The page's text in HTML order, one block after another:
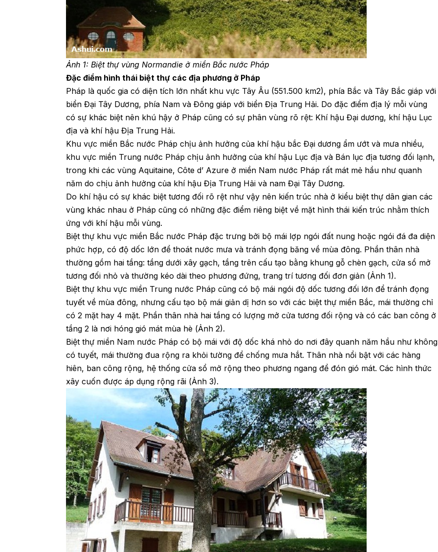
Ảnh 1: Biệt thự vùng Normandie ở miền Bắc nước Pháp
Đặc điểm hình thái biệt thự các địa phương ở Pháp
Pháp là quốc gia có diện tích lớn nhất khu vực Tây Âu (551.500 km2), phía Bắc và Tây Bắc giáp với
biển Đại Tây Dương, phía Nam và Đông giáp với biển Địa Trung Hải. Do đặc điểm địa lý mỗi vùng
có sự khác biệt nên khú hậy ở Pháp cũng có sự phân vùng rõ rệt: Khí hậu Đại dương, khí hậu Lục
địa và khí hậu Địa Trung Hải.
Khu vực miền Bắc nước Pháp chịu ảnh hưởng của khí hậu bắc Đại dương ẩm ướt và mưa nhiều,
khu vực miền Trung nước Pháp chịu ảnh hưởng của khí hậu Lục địa và Bán lục địa tương đối lạnh,
trong khi các vùng Aquitaine, Côte d’ Azure ở miền Nam nước Pháp rất mát mẻ hầu như quanh
năm do chịu ảnh hưởng của khí hậu Địa Trung Hải và nam Đại Tây Dương.
Do khí hậu có sự khác biệt tương đối rõ rệt như vậy nên kiến trúc nhà ở kiểu biệt thự dân gian các
vùng khác nhau ở Pháp cũng có những đặc điểm riêng biệt về mặt hình thái kiến trúc nhằm thích
ứng với khí hậu mỗi vùng.
Biệt thự khu vực miền Bắc nước Pháp đặc trưng bởi bộ mái lợp ngói đất nung hoặc ngói đá đa diện
phức hợp, có độ dốc lớn để thoát nước mưa và tránh đọng băng về mùa đông. Phần thân nhà
thường gồm hai tầng: tầng dưới xây gạch, tầng trên cấu tạo bằng khung gỗ chèn gạch, cửa sổ mở
tương đối nhỏ và thường kéo dài theo phương đứng, trang trí tương đối đơn giản (Ảnh 1).
Biệt thự khu vực miền Trung nước Pháp cũng có bộ mái ngói độ dốc tương đối lớn để tránh đọng
tuyết về mùa đông, nhưng cấu tạo bộ mái giản dị hơn so với các biệt thự miền Bắc, mái thường chỉ
có 2 mặt hay 4 mặt. Phần thân nhà hai tầng có lượng mở cửa tương đối rộng và có các ban công ở
tầng 2 là nơi hóng gió mát mùa hè (Ảnh 2).
Biệt thự miền Nam nước Pháp có bộ mái với độ dốc khá nhỏ do nơi đây quanh năm hầu như không
có tuyết, mái thường đua rộng ra khỏi tường để chống mưa hắt. Thân nhà nổi bật với các hàng
hiên, ban công rộng, hệ thống cửa sổ mở rộng theo phương ngang để đón gió mát. Các hình thức
xây cuốn được áp dụng rộng rãi (Ảnh 3).